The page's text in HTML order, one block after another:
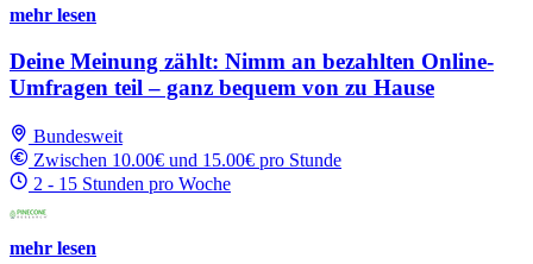
mehr lesen
Deine Meinung zählt: Nimm an bezahlten Online-
Umfragen teil – ganz bequem von zu Hause
Bundesweit
Zwischen 10.00€ und 15.00€ pro Stunde
2 - 15 Stunden pro Woche
mehr lesen